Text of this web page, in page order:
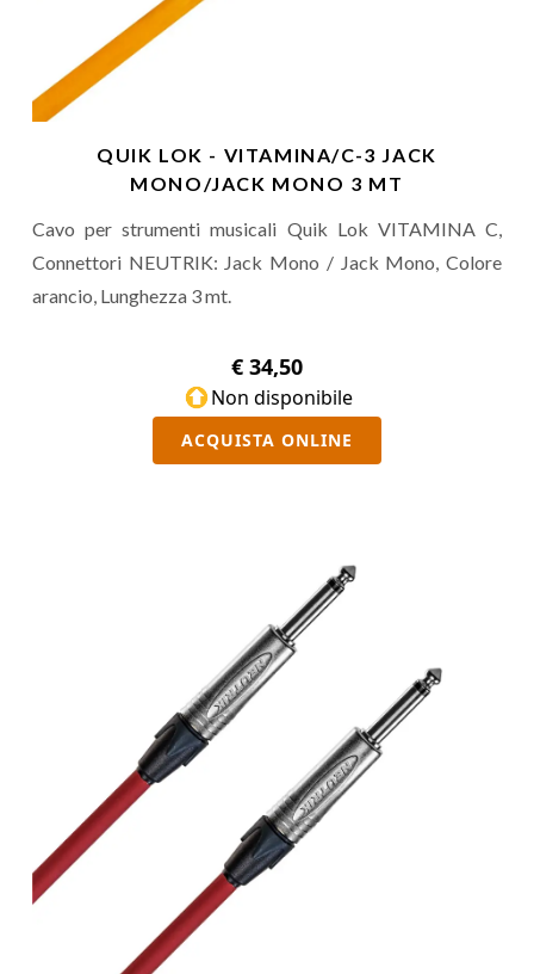
QUIK LOK - VITAMINA/C-3 JACK
MONO/JACK MONO 3 MT
Cavo per strumenti musicali Quik Lok VITAMINA C,
Connettori NEUTRIK: Jack Mono / Jack Mono, Colore
arancio, Lunghezza 3 mt.
€ 34,50
Non disponibile
ACQUISTA ONLINE